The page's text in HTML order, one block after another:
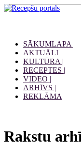
SĀKUMLAPA |
AKTUĀLI |
KULTŪRA |
RECEPTES |
VIDEO |
ARHĪVS |
REKLĀMA
Rakstu